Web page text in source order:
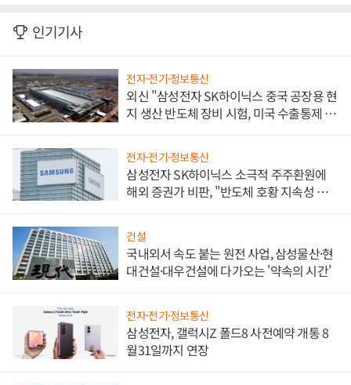
인기기사
전자·전기·정보통신
외신 "삼성전자 SK하이닉스 중국 공장용 현
지 생산 반도체 장비 시험, 미국 수출통제 대
전자·전기·정보통신
삼성전자 SK하이닉스 소극적 주주환원에
해외 증권가 비판, "반도체 호황 지속성 의
건설
국내외서 속도 붙는 원전 사업, 삼성물산·현
대건설·대우건설에 다가오는 '약속의 시간'
전자·전기·정보통신
삼성전자, 갤럭시Z 폴드8 사전예약 개통 8
월31일까지 연장